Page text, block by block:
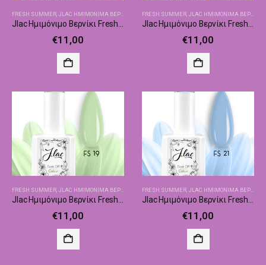
FRESH SUMMER JLAC ΗΜΙΜΌΝΙΜΑ ΒΕΡΝΊΚΙΑ
€11,00
FRESH SUMMER JLAC ΗΜΙΜΌΝΙΜΑ ΒΕΡΝΊΚΙΑ
€11,00
FRESH SUMMER JLAC ΗΜΙΜΌΝΙΜΑ ΒΕΡΝΊΚΙΑ
€11,00
FRESH SUMMER JLAC ΗΜΙΜΌΝΙΜΑ ΒΕΡΝΊΚΙΑ
€11,00